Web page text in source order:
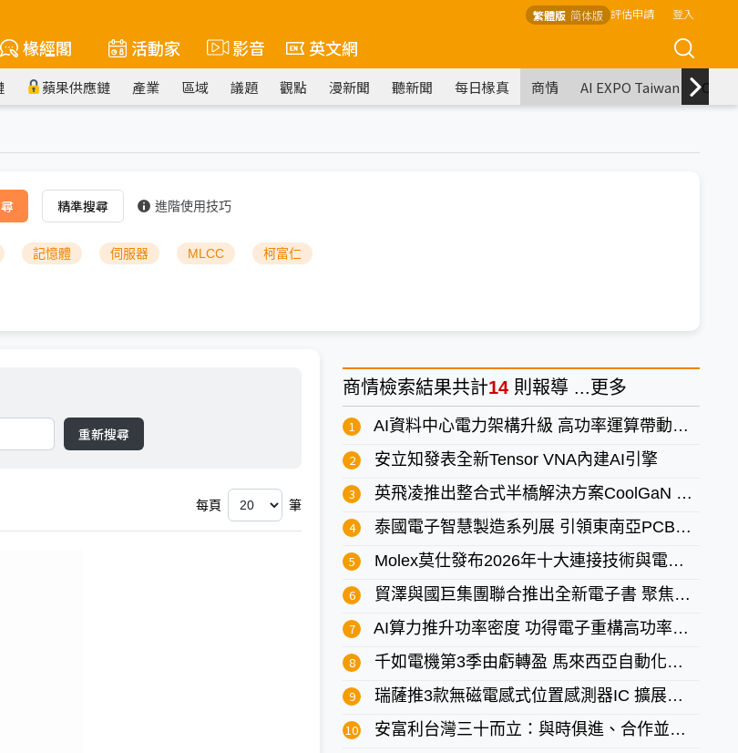
繁體版 简体版 評估申請 登入
椽經閣 活動家 影音 英文網
蘋果供應鏈 產業 區域 議題 觀點 漫新聞 聽新聞 每日椽真 商情 AI EXPO Taiwan
精準搜尋 進階使用技巧
記憶體 伺服器 MLCC 柯富仁
重新搜尋
每頁 筆
商情檢索結果共計14 則報導 ... 更多
AI資料中心電力架構升級 高功率運算帶動供電技術革新
安立知發表全新Tensor VNA內建AI引擎
英飛凌推出整合式半橋解決方案CoolGaN Drive HB 600 V G5
泰國電子智慧製造系列展 引領東南亞PCB與智慧自動化創新浪潮
Molex莫仕發布2026年十大連接技術與電子設計預測
貿澤與國巨集團聯合推出全新電子書 聚焦汽車電氣化被動元件應用
AI算力推升功率密度 功得電子重構高功率電源防護安全線
千如電機第3季由虧轉盈 馬來西亞自動化與LTCC成中長期成長雙引擎
瑞薩推3款無磁電感式位置感測器IC 擴展工業感測產品組合
安富利台灣三十而立：與時俱進、合作並進的共贏之旅